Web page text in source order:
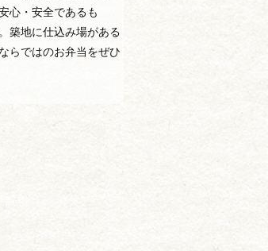
心・安全であるも
築地に仕込み場がある
らではのお弁当をぜひ